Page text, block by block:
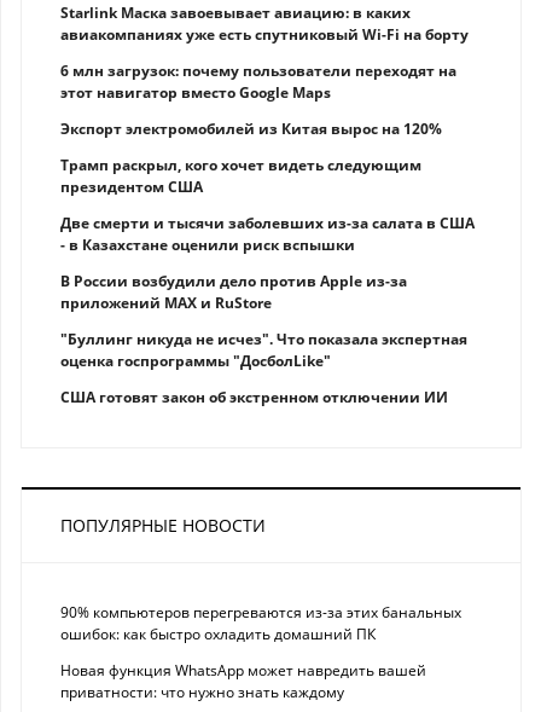
Starlink Маска завоевывает авиацию: в каких
авиакомпаниях уже есть спутниковый Wi-Fi на борту
6 млн загрузок: почему пользователи переходят на
этот навигатор вместо Google Maps
Экспорт электромобилей из Китая вырос на 120%
Трамп раскрыл, кого хочет видеть следующим
президентом США
Две смерти и тысячи заболевших из-за салата в США
- в Казахстане оценили риск вспышки
В России возбудили дело против Apple из-за
приложений MAX и RuStore
"Буллинг никуда не исчез". Что показала экспертная
оценка госпрограммы "ДосболLike"
США готовят закон об экстренном отключении ИИ
ПОПУЛЯРНЫЕ НОВОСТИ
90% компьютеров перегреваются из-за этих банальных
ошибок: как быстро охладить домашний ПК
Новая функция WhatsApp может навредить вашей
приватности: что нужно знать каждому